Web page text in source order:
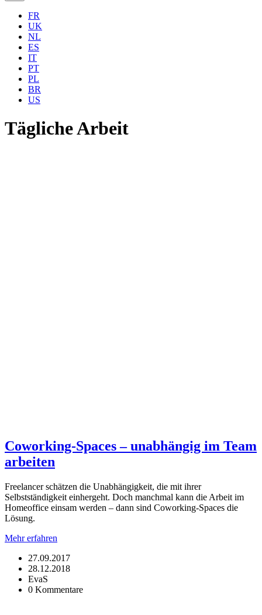
FR
UK
NL
ES
IT
PT
PL
BR
US
Tägliche Arbeit
Coworking-Spaces – unabhängig im Team
arbeiten
Freelancer schätzen die Unabhängigkeit, die mit ihrer
Selbstständigkeit einhergeht. Doch manchmal kann die Arbeit im
Homeoffice einsam werden – dann sind Coworking-Spaces die
Lösung.
Mehr erfahren
27.09.2017
28.12.2018
EvaS
0 Kommentare